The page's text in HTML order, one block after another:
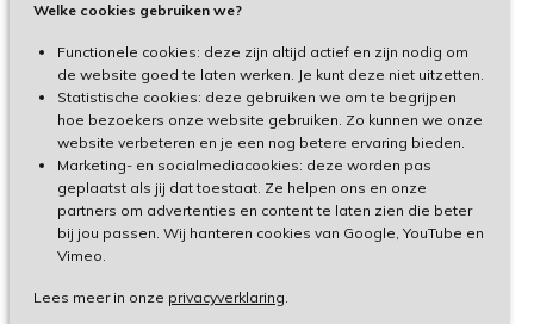
Welke cookies gebruiken we?
Functionele cookies: deze zijn altijd actief en zijn nodig om
de website goed te laten werken. Je kunt deze niet uitzetten.
Statistische cookies: deze gebruiken we om te begrijpen
hoe bezoekers onze website gebruiken. Zo kunnen we onze
website verbeteren en je een nog betere ervaring bieden.
Marketing- en socialmediacookies: deze worden pas
geplaatst als jij dat toestaat. Ze helpen ons en onze
partners om advertenties en content te laten zien die beter
bij jou passen. Wij hanteren cookies van Google, YouTube en
Vimeo.
Lees meer in onze privacyverklaring.
Toegankelijkheid
Cliëntenportaal
Medewerkersportaal
TeamViewer
Made by Ivengi